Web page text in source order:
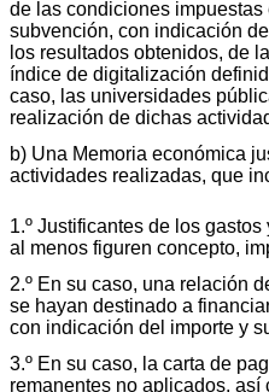
de las condiciones
subvención, con indicación
los resultados obtenidos, de
índice de digitalización
caso, las universidades
realización de dichas
b) Una Memoria económica
actividades realizadas, que
1.º Justificantes de los
al menos figuren concepto,
2.º En su caso, una relación
se hayan destinado a
con indicación del importe y
3.º En su caso, la carta de
remanentes no aplicados, así